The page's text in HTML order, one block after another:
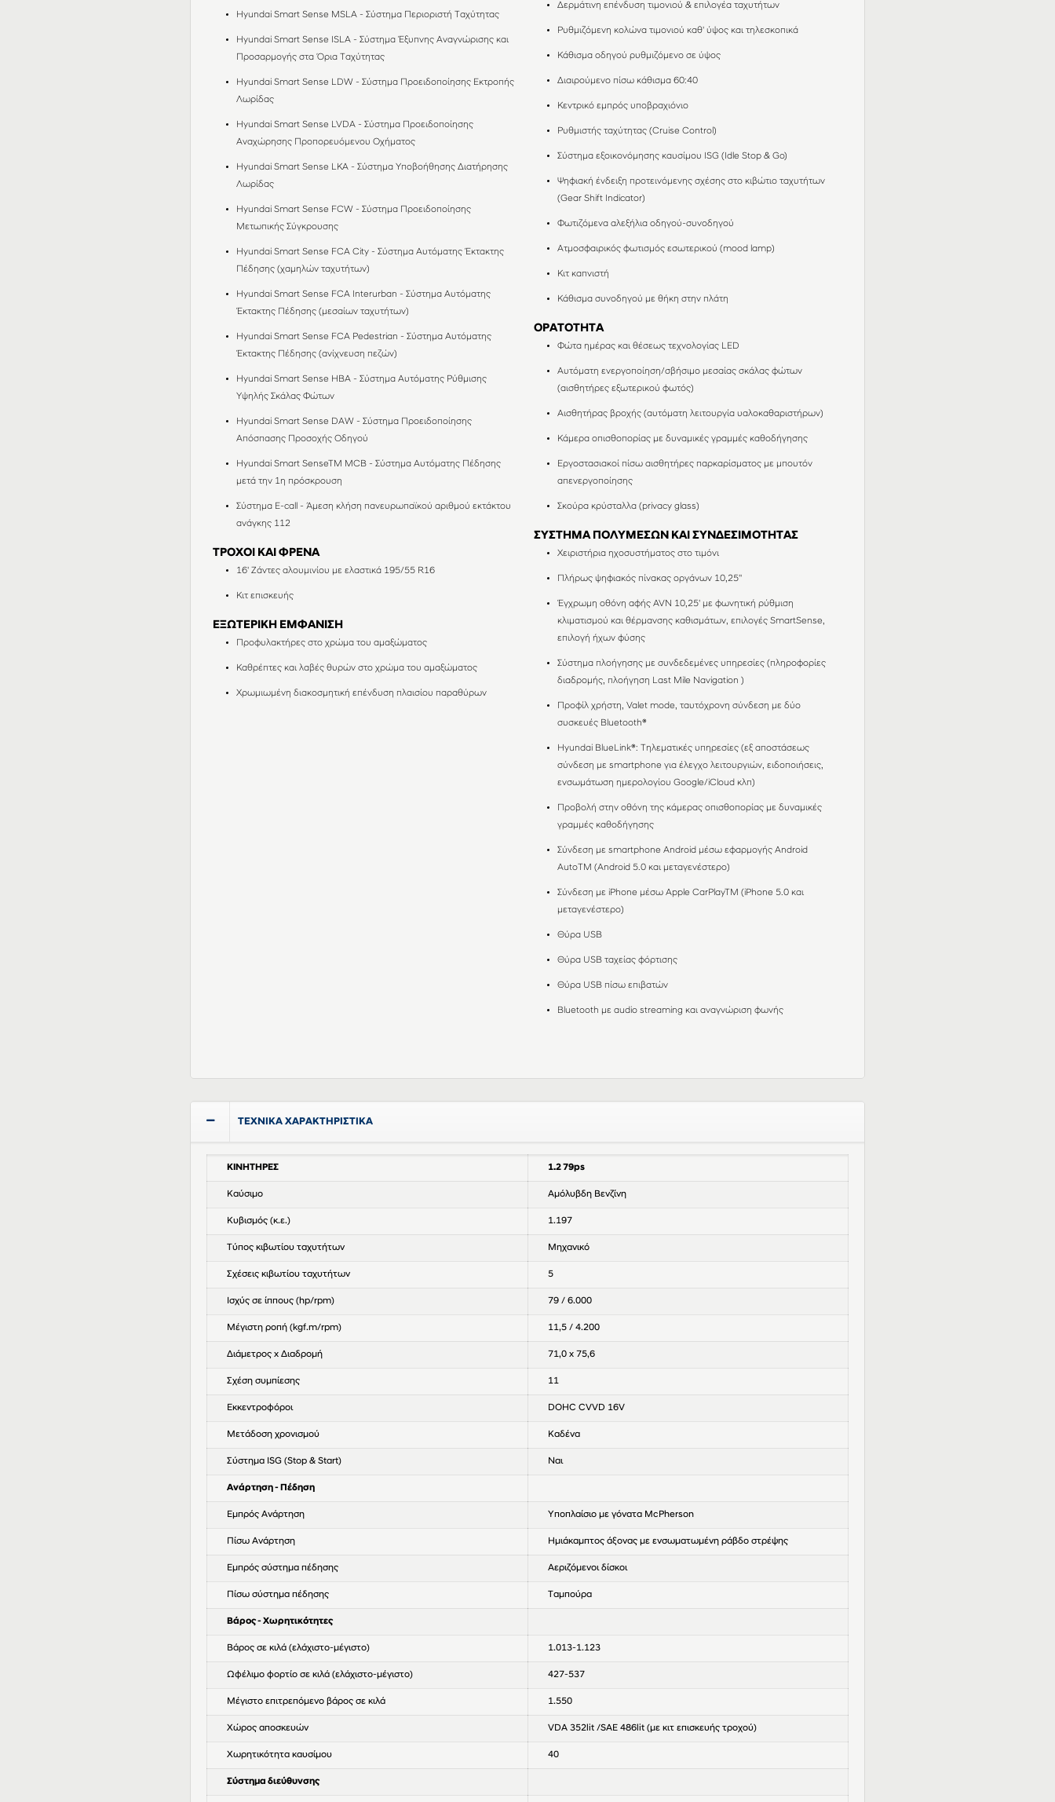
Hyundai Smart Sense MSLA - Σύστημα Περιοριστή Ταχύτητας
Hyundai Smart Sense ISLΑ - Σύστημα Έξυπνης Αναγνώρισης και
Προσαρμογής στα Όρια Ταχύτητας
Hyundai Smart Sense LDW - Σύστημα Προειδοποίησης Εκτροπής
Λωρίδας
Hyundai Smart Sense LVDA - Σύστημα Προειδοποίησης
Αναχώρησης Προπορευόμενου Οχήματος
Hyundai Smart Sense LKA - Σύστημα Υποβοήθησης Διατήρησης
Λωρίδας
Hyundai Smart Sense FCW - Σύστημα Προειδοποίησης
Μετωπικής Σύγκρουσης
Hyundai Smart Sense FCA City - Σύστημα Αυτόματης Έκτακτης
Πέδησης (χαμηλών ταχυτήτων)
Hyundai Smart Sense FCA Interurban - Σύστημα Αυτόματης
Έκτακτης Πέδησης (μεσαίων ταχυτήτων)
Hyundai Smart Sense FCA Pedestrian - Σύστημα Αυτόματης
Έκτακτης Πέδησης (ανίχνευση πεζών)
Hyundai Smart Sense HBA - Σύστημα Αυτόματης Ρύθμισης
Υψηλής Σκάλας Φώτων
Hyundai Smart Sense DAW - Σύστημα Προειδοποίησης
Απόσπασης Προσοχής Οδηγού
Hyundai Smart SenseTM MCB - Σύστημα Αυτόματης Πέδησης
μετά την 1η πρόσκρουση
Σύστημα E-call - Άμεση κλήση πανευρωπαϊκού αριθμού εκτάκτου
ανάγκης 112
ΤΡΟΧΟΙ ΚΑΙ ΦΡΕΝΑ
16' Ζάντες αλουμινίου με ελαστικά 195/55 R16
Κιτ επισκευής
ΕΞΩΤΕΡΙΚΗ ΕΜΦΑΝΙΣΗ
Προφυλακτήρες στο χρώμα του αμαξώματος
Καθρέπτες και λαβές θυρών στο χρώμα του αμαξώματος
Χρωμιωμένη διακοσμητική επένδυση πλαισίου παραθύρων
Δερμάτινη επένδυση τιμονιού & επιλογέα ταχυτήτων
Ρυθμιζόμενη κολώνα τιμονιού καθ' ύψος και τηλεσκοπικά
Κάθισμα οδηγού ρυθμιζόμενο σε ύψος
Διαιρούμενο πίσω κάθισμα 60:40
Κεντρικό εμπρός υποβραχιόνιο
Ρυθμιστής ταχύτητας (Cruise Control)
Σύστημα εξοικονόμησης καυσίμου ISG (Idle Stop & Go)
Ψηφιακή ένδειξη προτεινόμενης σχέσης στο κιβώτιο ταχυτήτων
(Gear Shift Indicator)
Φωτιζόμενα αλεξήλια οδηγού-συνοδηγού
Ατμοσφαιρικός φωτισμός εσωτερικού (mood lamp)
Κιτ καπνιστή
Κάθισμα συνοδηγού με θήκη στην πλάτη
ΟΡΑΤΟΤΗΤΑ
Φώτα ημέρας και θέσεως τεχνολογίας LED
Αυτόματη ενεργοποίηση/σβήσιμο μεσαίας σκάλας φώτων
(αισθητήρες εξωτερικού φωτός)
Αισθητήρας βροχής (αυτόματη λειτουργία υαλοκαθαριστήρων)
Κάμερα οπισθοπορίας με δυναμικές γραμμές καθοδήγησης
Εργοστασιακοί πίσω αισθητήρες παρκαρίσματος με μπουτόν
απενεργοποίησης
Σκούρα κρύσταλλα (privacy glass)
ΣΥΣΤΗΜΑ ΠΟΛΥΜΕΣΩΝ ΚΑΙ ΣΥΝΔΕΣΙΜΟΤΗΤΑΣ
Χειριστήρια ηχοσυστήματος στο τιμόνι
Πλήρως ψηφιακός πίνακας οργάνων 10,25''
Έγχρωμη οθόνη αφής AVN 10,25' με φωνητική ρύθμιση
κλιματισμού και θέρμανσης καθισμάτων, επιλογές SmartSense,
επιλογή ήχων φύσης
Σύστημα πλοήγησης με συνδεδεμένες υπηρεσίες (πληροφορίες
διαδρομής, πλοήγηση Last Mile Navigation )
Προφίλ χρήστη, Valet mode, ταυτόχρονη σύνδεση με δύο
συσκευές Bluetooth®
Hyundai BlueLink®: Τηλεματικές υπηρεσίες (εξ αποστάσεως
σύνδεση με smartphone για έλεγχο λειτουργιών, ειδοποιήσεις,
ενσωμάτωση ημερολογίου Google/iCloud κλπ)
Προβολή στην οθόνη της κάμερας οπισθοπορίας με δυναμικές
γραμμές καθοδήγησης
Σύνδεση με smartphone Android μέσω εφαρμογής Android
AutoΤΜ (Android 5.0 και μεταγενέστερο)
Σύνδεση με iPhone μέσω Apple CarPlayTM (iPhone 5.0 και
μεταγενέστερο)
Θύρα USB
Θύρα USB ταχείας φόρτισης
Θύρα USB πίσω επιβατών
Bluetooth με audio streaming και αναγνώριση φωνής
ΤΕΧΝΙΚΑ ΧΑΡΑΚΤΗΡΙΣΤΙΚΑ
ΚΙΝΗΤΗΡΕΣ 1.2 79ps
Καύσιμο Αμόλυβδη Βενζίνη
Κυβισμός (κ.ε.) 1.197
Τύπος κιβωτίου ταχυτήτων Μηχανικό
Σχέσεις κιβωτίου ταχυτήτων 5
Ισχύς σε ίππους (hp/rpm) 79 / 6.000
Μέγιστη ροπή (kgf.m/rpm) 11,5 / 4.200
Διάμετρος x Διαδρομή 71,0 x 75,6
Σχέση συμπίεσης 11
Εκκεντροφόροι DOHC CVVD 16V
Μετάδοση χρονισμού Καδένα
Σύστημα ISG (Stop & Start) Ναι
Ανάρτηση - Πέδηση
Εμπρός Ανάρτηση Υποπλαίσιο με γόνατα McPherson
Πίσω Ανάρτηση Ημιάκαμπτος άξονας με ενσωματωμένη ράβδο στρέψης
Εμπρός σύστημα πέδησης Αεριζόμενοι δίσκοι
Πίσω σύστημα πέδησης Ταμπούρα
Βάρος - Χωρητικότητες
Βάρος σε κιλά (ελάχιστο-μέγιστο) 1.013-1.123
Ωφέλιμο φορτίο σε κιλά (ελάχιστο-μέγιστο) 427-537
Μέγιστο επιτρεπόμενο βάρος σε κιλά 1.550
Χώρος αποσκευών VDA 352lit /SAE 486lit (με κιτ επισκευής τροχού)
Χωρητικότητα καυσίμου 40
Σύστημα διεύθυνσης